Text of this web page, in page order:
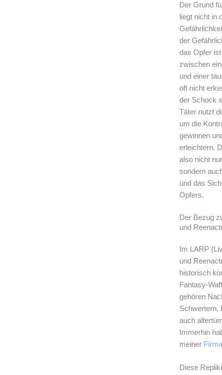
Der Grund
liegt nicht in
der
das Opfer
zwischen
und einer
oft nicht
der Schock
Täter nutzt
um die
gewinnen
erleichtern.
also nicht
sondern
und das
Opfers.
Der Bezug
und
Im LARP
und
historisch
Fantasy-
gehören
Schwertern,
auch
Immerhin
meiner
Diese